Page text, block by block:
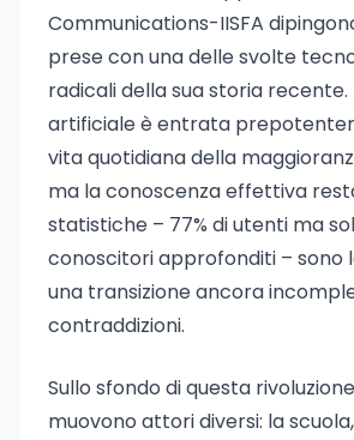
Communications-IISFA
prese con una delle svolte
radicali della sua storia recente.
artificiale è entrata
vita quotidiana della
ma la conoscenza effettiva
statistiche – 77% di utenti ma
conoscitori approfonditi – sono
una transizione ancora
contraddizioni.
Sullo sfondo di questa
muovono attori diversi: la